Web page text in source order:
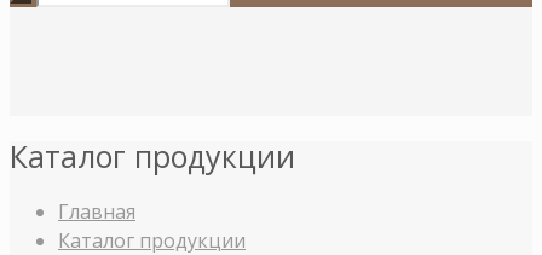
Каталог продукции
Главная
Каталог продукции